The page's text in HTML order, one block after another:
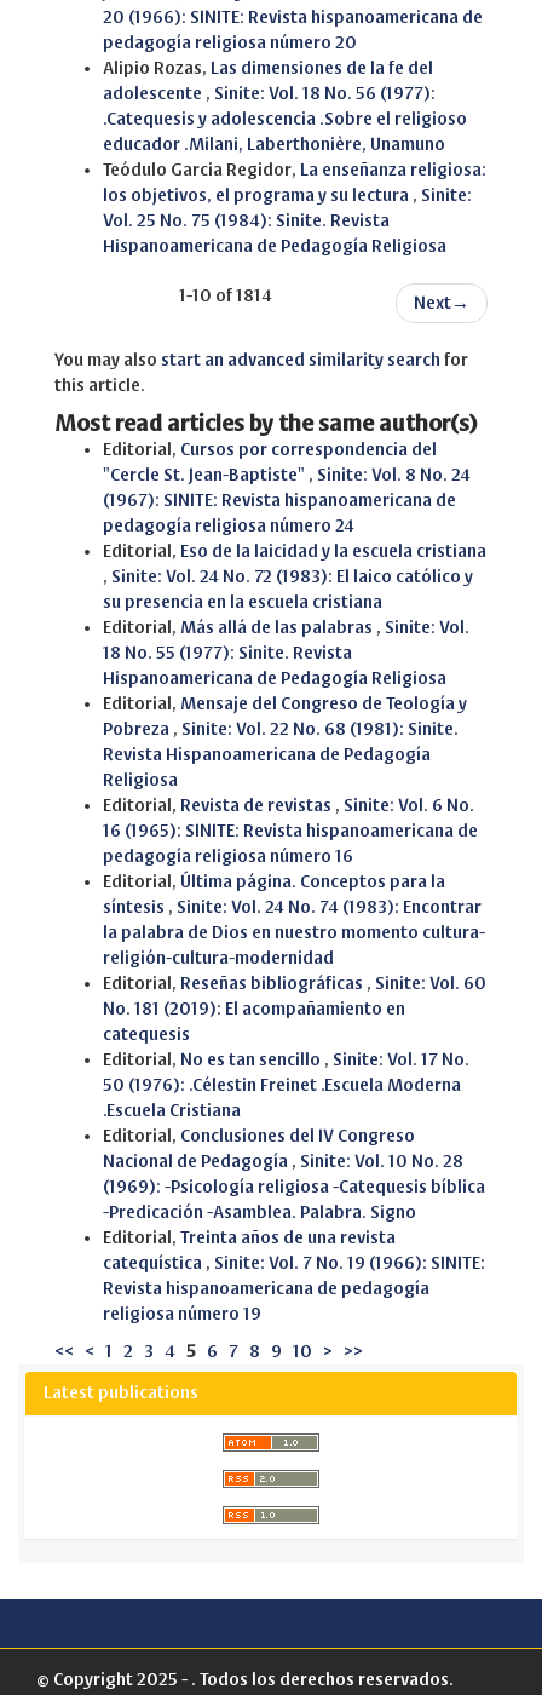
20 (1966): SINITE: Revista hispanoamericana de
pedagogía religiosa número 20
Alipio Rozas, Las dimensiones de la fe del
adolescente , Sinite: Vol. 18 No. 56 (1977):
.Catequesis y adolescencia .Sobre el religioso
educador .Milani, Laberthonière, Unamuno
Teódulo Garcia Regidor, La enseñanza religiosa:
los objetivos, el programa y su lectura , Sinite:
Vol. 25 No. 75 (1984): Sinite. Revista
Hispanoamericana de Pedagogía Religiosa
1-10 of 1814 Next →
You may also start an advanced similarity search for
this article.
Most read articles by the same author(s)
Editorial, Cursos por correspondencia del
"Cercle St. Jean-Baptiste" , Sinite: Vol. 8 No. 24
(1967): SINITE: Revista hispanoamericana de
pedagogía religiosa número 24
Editorial, Eso de la laicidad y la escuela cristiana
, Sinite: Vol. 24 No. 72 (1983): El laico católico y
su presencia en la escuela cristiana
Editorial, Más allá de las palabras , Sinite: Vol.
18 No. 55 (1977): Sinite. Revista
Hispanoamericana de Pedagogía Religiosa
Editorial, Mensaje del Congreso de Teología y
Pobreza , Sinite: Vol. 22 No. 68 (1981): Sinite.
Revista Hispanoamericana de Pedagogía
Religiosa
Editorial, Revista de revistas , Sinite: Vol. 6 No.
16 (1965): SINITE: Revista hispanoamericana de
pedagogía religiosa número 16
Editorial, Última página. Conceptos para la
síntesis , Sinite: Vol. 24 No. 74 (1983): Encontrar
la palabra de Dios en nuestro momento cultura-
religión-cultura-modernidad
Editorial, Reseñas bibliográficas , Sinite: Vol. 60
No. 181 (2019): El acompañamiento en
catequesis
Editorial, No es tan sencillo , Sinite: Vol. 17 No.
50 (1976): .Célestin Freinet .Escuela Moderna
.Escuela Cristiana
Editorial, Conclusiones del IV Congreso
Nacional de Pedagogía , Sinite: Vol. 10 No. 28
(1969): -Psicología religiosa -Catequesis bíblica
-Predicación -Asamblea. Palabra. Signo
Editorial, Treinta años de una revista
catequística , Sinite: Vol. 7 No. 19 (1966): SINITE:
Revista hispanoamericana de pedagogía
religiosa número 19
<< < 1 2 3 4 5 6 7 8 9 10 > >>
Latest publications
© Copyright 2025 - . Todos los derechos reservados.